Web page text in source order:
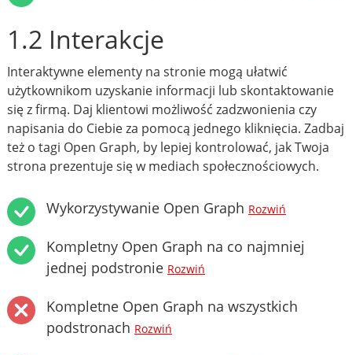
1.2 Interakcje
Interaktywne elementy na stronie mogą ułatwić
użytkownikom uzyskanie informacji lub skontaktowanie
się z firmą. Daj klientowi możliwość zadzwonienia czy
napisania do Ciebie za pomocą jednego kliknięcia. Zadbaj
też o tagi Open Graph, by lepiej kontrolować, jak Twoja
strona prezentuje się w mediach społecznościowych.
Wykorzystywanie Open Graph Rozwiń
Kompletny Open Graph na co najmniej
jednej podstronie Rozwiń
Kompletne Open Graph na wszystkich
podstronach Rozwiń